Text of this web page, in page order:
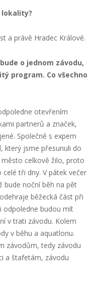
lokality?
a právě Hradec Králové.
o jednom závodu,
program. Co všechno
otevřením
partnerů a značek,
Společně s expem
který jsme přesunuli do
celkově žilo, proto
tři dny. V pátek večer
bude noční běh na pět
běžecká část při
odpoledne budou mít
v trati závodu. Kolem
v běhu a aquatlonu.
závodům, tedy závodu
a štafetám, závodu